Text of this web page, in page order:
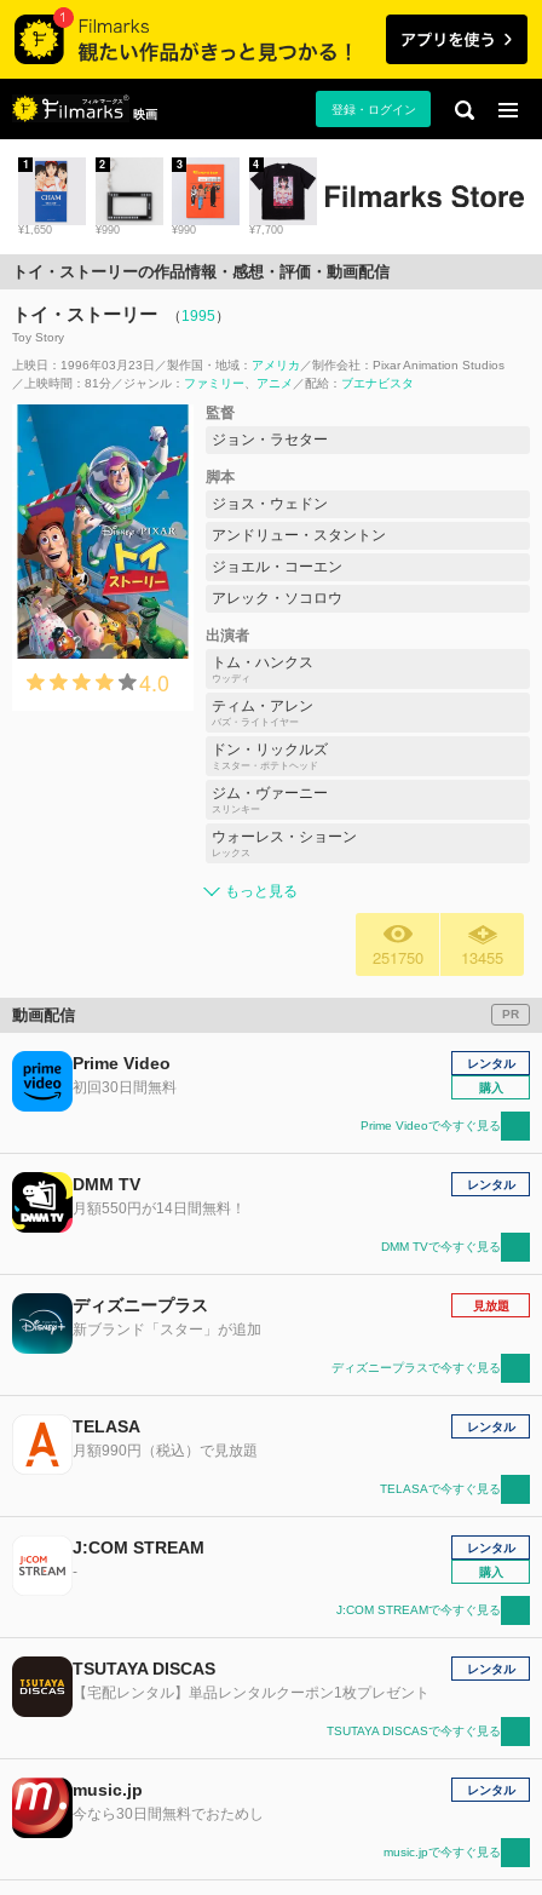
映画 登録・ログイン
¥1,650
1
¥990
2
¥990
3
¥7,700
4
トイ・ストーリーの作品情報・感想・評価・動画配信
トイ・ストーリー （ 1995）
Toy Story
上映日：1996年03月23日 製作国・地域： アメリカ 制作会社： Pixar Animation Studios
上映時間：81分
ジャンル： ファミリー アニメ 配給： ブエナビスタ
4.0
監督
ジョン・ラセター
脚本
ジョス・ウェドン
アンドリュー・スタントン
ジョエル・コーエン
アレック・ソコロウ
出演者
トム・ハンクス
ウッディ
ティム・アレン
バズ・ライトイヤー
ドン・リックルズ
ミスター・ポテトヘッド
ジム・ヴァーニー
スリンキー
ウォーレス・ショーン
レックス
もっと見る
251750 13455
動画配信 PR
Prime Video
初回30日間無料
レンタル
購入
Prime Videoで今すぐ見る
DMM TV
月額550円が14日間無料！
レンタル
DMM TVで今すぐ見る
ディズニープラス
新ブランド「スター」が追加
見放題
ディズニープラスで今すぐ見る
TELASA
月額990円（税込）で見放題
レンタル
TELASAで今すぐ見る
J:COM STREAM
-
レンタル
購入
J:COM STREAMで今すぐ見る
TSUTAYA DISCAS
【宅配レンタル】単品レンタルクーポン1枚プレゼント
レンタル
TSUTAYA DISCASで今すぐ見る
music.jp
今なら30日間無料でおためし
レンタル
music.jpで今すぐ見る